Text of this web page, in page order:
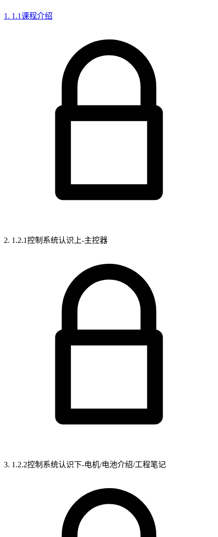
1. 1.1课程介绍
2. 1.2.1控制系统认识上-主控器
3. 1.2.2控制系统认识下-电机/电池介绍/工程笔记